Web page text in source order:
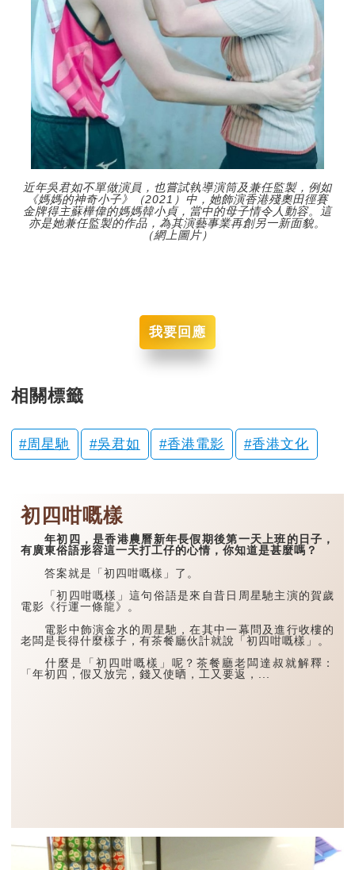
近年吳君如不單做演員，也嘗試執導演筒及兼任監製，例如
《媽媽的神奇小子》（2021）中，她飾演香港殘奧田徑賽
金牌得主蘇樺偉的媽媽韓小貞，當中的母子情令人動容。這
亦是她兼任監製的作品，為其演藝事業再創另一新面貌。
（網上圖片）
我要回應
相關標籤
周星馳 吳君如 香港電影 香港文化
初四咁嘅樣
年初四，是香港農曆新年長假期後第一天上班的日子，
有廣東俗語形容這一天打工仔的心情，你知道是甚麼嗎？
答案就是「初四咁嘅樣」了。
「初四咁嘅樣」這句俗語是來自昔日周星馳主演的賀歲
電影《行運一條龍》。
電影中飾演金水的周星馳，在其中一幕問及進行收樓的
老闆是長得什麼樣子，有茶餐廳伙計就說「初四咁嘅樣」。
什麼是「初四咁嘅樣」呢？茶餐廳老闆達叔就解釋：
「年初四，假又放完，錢又使晒，工又要返，...